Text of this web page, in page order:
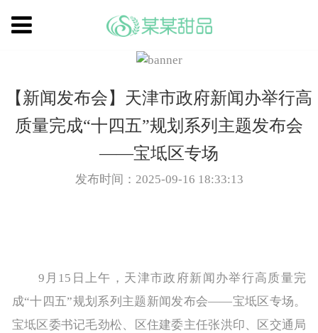
【新闻发布会】天津市政府新闻办举行高
质量完成“十四五”规划系列主题发布会
——宝坻区专场
发布时间：2025-09-16 18:33:13
9月15日上午，天津市政府新闻办举行高质量完
成“十四五”规划系列主题新闻发布会——宝坻区专场。
宝坻区委书记毛劲松、区住建委主任张洪印、区交通局